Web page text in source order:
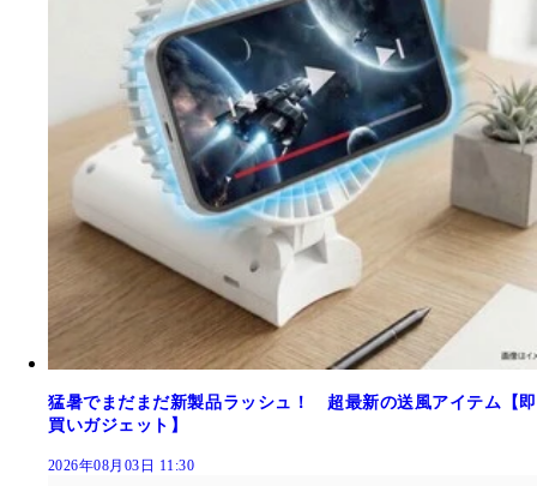
猛暑でまだまだ新製品ラッシュ！ 超最新の送風アイテム【即
買いガジェット】
2026年08月03日 11:30